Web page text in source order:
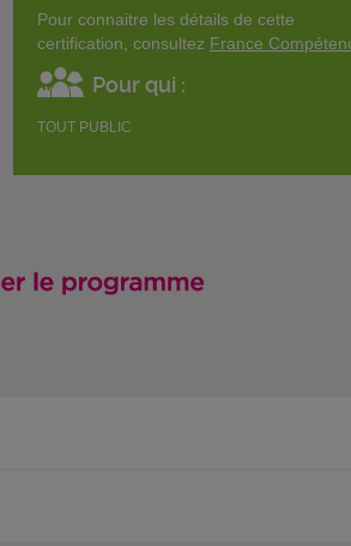
Pour connaitre les détails de cette
certification, consultez France
Pour qui :
TOUT PUBLIC